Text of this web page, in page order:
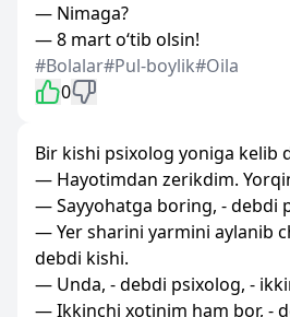
— Nimaga?
— 8 mart o‘tib olsin!
#Bolalar#Pul-boylik#Oila
0
Bir kishi psixolog yoniga kelib
— Hayotimdan zerikdim.
— Sayyohatga boring, - debdi
— Yer sharini yarmini aylanib
debdi kishi.
— Unda, - debdi psixolog, -
— Ikkinchi xotinim ham bor, -